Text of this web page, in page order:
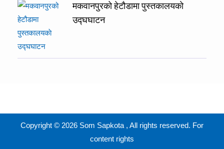
मकवानपुरको हेटौडामा पुस्तकालयकाे
उद्घघाटन
Copyright © 2026 Som Sapkota , All rights reserved. For
content rights